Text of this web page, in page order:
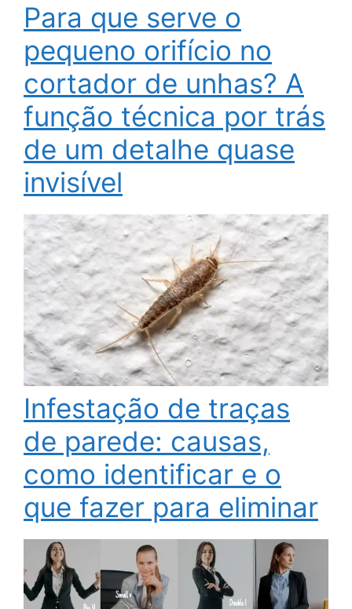
Para que serve o
pequeno orifício no
cortador de unhas? A
função técnica por trás
de um detalhe quase
invisível
Infestação de traças
de parede: causas,
como identificar e o
que fazer para eliminar